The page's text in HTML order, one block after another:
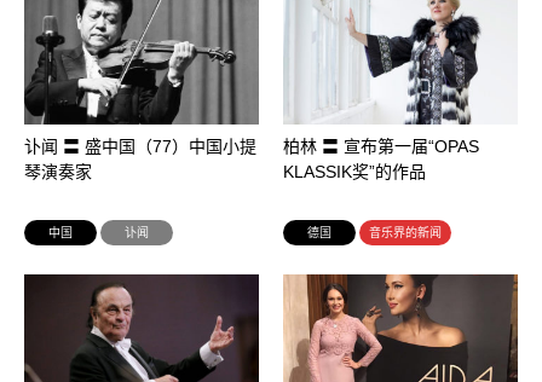
讣闻 〓 盛中国（77）中国小提
琴演奏家
中国 讣闻
柏林 〓 宣布第一届“OPAS
KLASSIK奖”的作品
德国 音乐界的新闻